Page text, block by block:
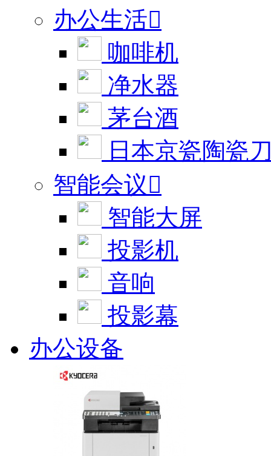
办公生活
咖啡机
净水器
茅台酒
日本京瓷陶瓷
智能会议
智能大屏
投影机
音响
投影幕
办公设备